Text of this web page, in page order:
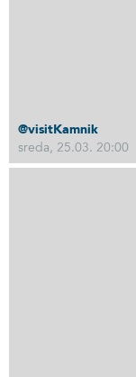
@visitKamnik
sreda, 25.03. 20:00